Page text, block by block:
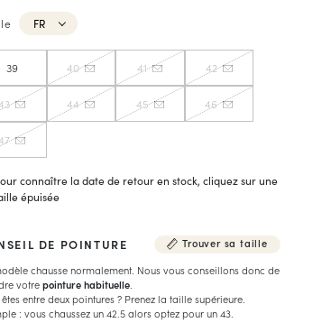
FR
39 40 41 42
44 45 46
connaître la date de retour en stock, cliquez sur une
épuisée
DE POINTURE
Trouver sa taille
chausse normalement. Nous vous conseillons donc de
votrepointure habituelle
êtes entre deux pointures ? Prenez la taille supérieure.
: vous chaussez un 42.5 alors optez pour un 43.